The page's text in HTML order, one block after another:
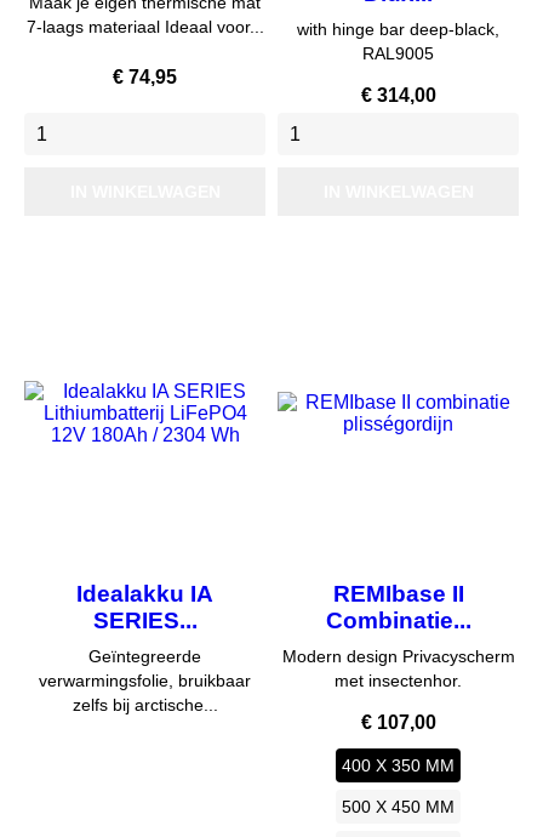
7-laags materiaal Ideaal voor...
Prijs
€ 74,95
with hinge bar deep-black,​
RAL9005
Prijs
€ 314,00
Idealakku IA
SERIES...
Geïntegreerde
verwarmingsfolie, bruikbaar
zelfs bij arctische...
REMIbase II
Combinatie...
Modern design Privacyscherm
met insectenhor.
Prijs
€ 107,00
400 X 350 MM
500 X 450 MM